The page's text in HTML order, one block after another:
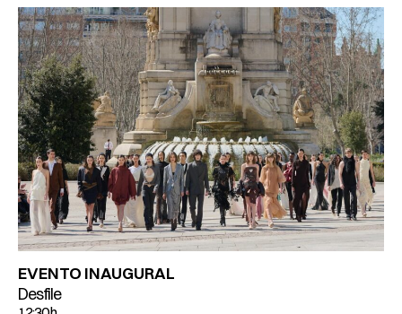
EVENTO INAUGURAL
Desfile